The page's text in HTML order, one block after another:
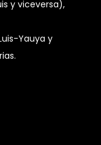
y viceversa),
Yauya y